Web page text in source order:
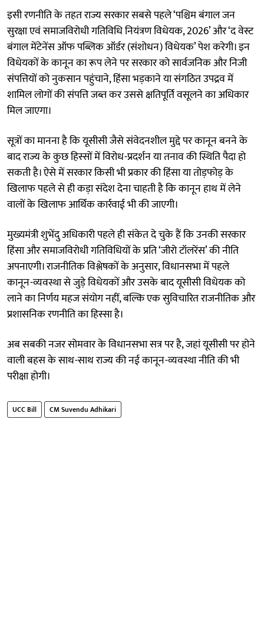
इसी रणनीति के तहत राज्य सरकार सबसे पहले ‘पश्चिम बंगाल जन
सुरक्षा एवं समाजविरोधी गतिविधि नियंत्रण विधेयक, 2026’ और ‘द वेस्ट
बंगाल मेंटेनेंस ऑफ पब्लिक ऑर्डर (संशोधन) विधेयक’ पेश करेगी। इन
विधेयकों के कानून का रूप लेने पर सरकार को सार्वजनिक और निजी
संपत्तियों को नुकसान पहुंचाने, हिंसा भड़काने या संगठित उपद्रव में
शामिल लोगों की संपत्ति जब्त कर उससे क्षतिपूर्ति वसूलने का अधिकार
मिल जाएगा।
सूत्रों का मानना है कि यूसीसी जैसे संवेदनशील मुद्दे पर कानून बनने के
बाद राज्य के कुछ हिस्सों में विरोध-प्रदर्शन या तनाव की स्थिति पैदा हो
सकती है। ऐसे में सरकार किसी भी प्रकार की हिंसा या तोड़फोड़ के
खिलाफ पहले से ही कड़ा संदेश देना चाहती है कि कानून हाथ में लेने
वालों के खिलाफ आर्थिक कार्रवाई भी की जाएगी।
मुख्यमंत्री शुभेंदु अधिकारी पहले ही संकेत दे चुके हैं कि उनकी सरकार
हिंसा और समाजविरोधी गतिविधियों के प्रति ‘जीरो टॉलरेंस’ की नीति
अपनाएगी। राजनीतिक विश्लेषकों के अनुसार, विधानसभा में पहले
कानून-व्यवस्था से जुड़े विधेयकों और उसके बाद यूसीसी विधेयक को
लाने का निर्णय महज संयोग नहीं, बल्कि एक सुविचारित राजनीतिक और
प्रशासनिक रणनीति का हिस्सा है।
अब सबकी नजर सोमवार के विधानसभा सत्र पर है, जहां यूसीसी पर होने
वाली बहस के साथ-साथ राज्य की नई कानून-व्यवस्था नीति की भी
परीक्षा होगी।
UCC Bill CM Suvendu Adhikari